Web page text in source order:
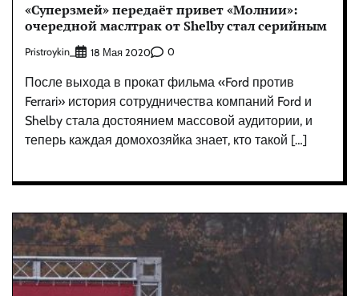
«Суперзмей» передаёт привет «Молнии»:
очередной маслтрак от Shelby стал серийным
Pristroykin_ 18 Мая 2020 0
После выхода в прокат фильма «Ford против
Ferrari» история сотрудничества компаний Ford и
Shelby стала достоянием массовой аудитории, и
теперь каждая домохозяйка знает, кто такой […]